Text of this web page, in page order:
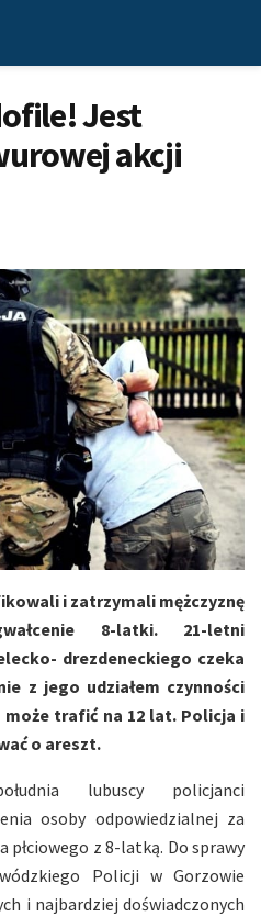
Jest
akcji
i zatrzymali mężczyznę
8-latki. 21-letni
drezdeneckiego czeka
z jego udziałem czynności
może trafić na 12 lat. Policja i
o areszt.
lubuscy policjanci
osoby odpowiedzialnej za
płciowego z 8-latką. Do sprawy
Policji w Gorzowie
i najbardziej doświadczonych